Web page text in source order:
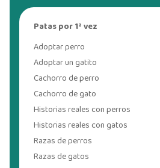
Patas por 1ª vez
Adoptar perro
Adoptar un gatito
Cachorro de perro
Cachorro de gato
Historias reales con perros
Historias reales con gatos
Razas de perros
Razas de gatos